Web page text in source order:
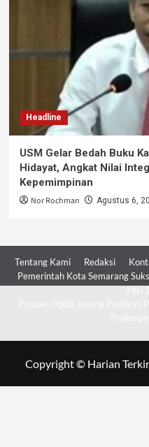
Headline
USM Gelar Bedah Buku
Hidayat, Angkat Nilai
Kepemimpinan
Nor Rochman Agustus 6,
Tentang Kami Redaksi
Pemerintah Kota Semarang
Copyright © Harian